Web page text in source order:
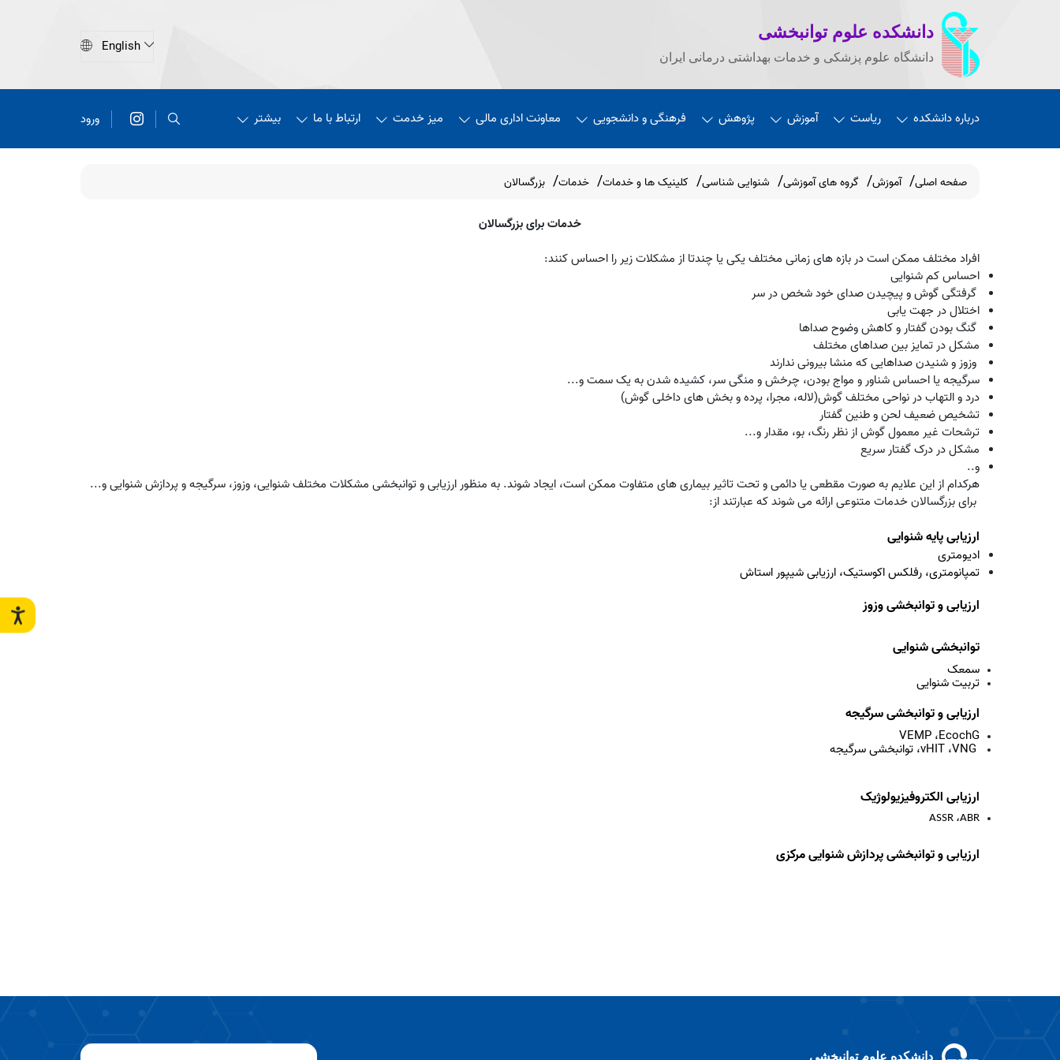
دانشکده علوم توانبخشی
دانشگاه علوم پزشکی و خدمات بهداشتی درمانی ایران
درباره دانشکده ریاست آموزش پژوهش فرهنگی و دانشجویی معاونت اداری مالی میز خدمت ارتباط با ما بیشتر ورود
صفحه اصلی آموزش گروه های آموزشی شنوایی شناسی کلینیک ها و خدمات خدمات بزرگسالان
خدمات برای بزرگسالان
افراد مختلف ممکن است در بازه های زمانی مختلف یکی یا چندتا از مشکلات زیر را احساس کنند:
احساس کم شنوایی
گرفتگی گوش و پیچیدن صدای خود شخص در سر
اختلال در جهت یابی
گنگ بودن گفتار و کاهش وضوح صداها
مشکل در تمایز بین صداهای مختلف
وزوز و شنیدن صداهایی که منشا بیرونی ندارند
سرگیجه یا احساس شناور و مواج بودن، چرخش و منگی سر، کشیده شدن به یک سمت و...
درد و التهاب در نواحی مختلف گوش(لاله، مجرا، پرده و بخش های داخلی گوش)
تشخیص ضعیف لحن و طنین گفتار
ترشحات غیر معمول گوش از نظر رنگ، بو، مقدار و...
مشکل در درک گفتار سریع
و..
هرکدام از این علایم به صورت مقطعی یا دائمی و تحت تاثیر بیماری های متفاوت ممکن است، ایجاد شوند. به منظور ارزیابی و توانبخشی مشکلات مختلف شنوایی، وزوز، سرگیجه و پردازش شنوایی و...
برای بزرگسالان خدمات متنوعی ارائه می شوند که عبارتند از:
ارزیابی پایه شنوایی
ادیومتری
تمپانومتری، رفلکس اکوستیک، ارزیابی شیپور استاش
ارزیابی و توانبخشی وزوز
توانبخشی شنوایی
سمعک
تربیت شنوایی
ارزیابی و توانبخشی سرگیجه
EcochG، VEMP
VNG، vHIT، توانبخشی سرگیجه
ارزیابی الکتروفیزیولوژیک
ABR، ASSR
ارزیابی و توانبخشی پردازش شنوایی مرکزی
دانشکده علوم توانبخشی